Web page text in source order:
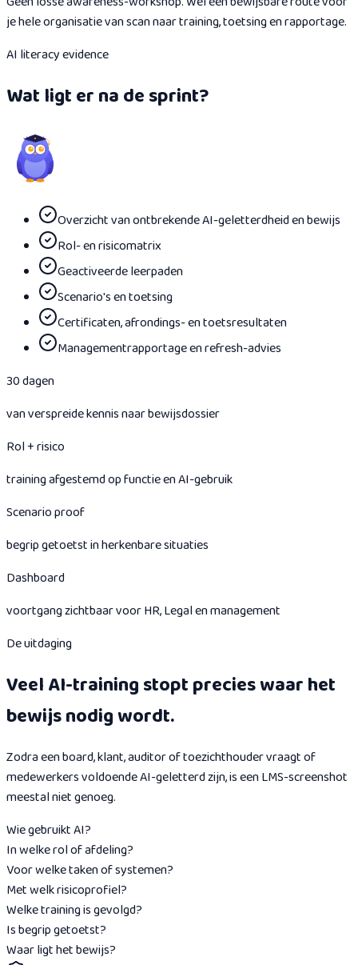
je hele organisatie van scan naar training, toetsing en rapportage.
AI literacy evidence
Wat ligt er na de sprint?
Overzicht van ontbrekende AI-geletterdheid en bewijs
Rol- en risicomatrix
Geactiveerde leerpaden
Scenario's en toetsing
Certificaten, afrondings- en toetsresultaten
Managementrapportage en refresh-advies
30 dagen
van verspreide kennis naar bewijsdossier
Rol + risico
training afgestemd op functie en AI-gebruik
Scenario proof
begrip getoetst in herkenbare situaties
Dashboard
voortgang zichtbaar voor HR, Legal en management
De uitdaging
Veel AI-training stopt precies waar het
bewijs nodig wordt.
Zodra een board, klant, auditor of toezichthouder vraagt of
medewerkers voldoende AI-geletterd zijn, is een LMS-screenshot
meestal niet genoeg.
Wie gebruikt AI?
In welke rol of afdeling?
Voor welke taken of systemen?
Met welk risicoprofiel?
Welke training is gevolgd?
Is begrip getoetst?
Waar ligt het bewijs?